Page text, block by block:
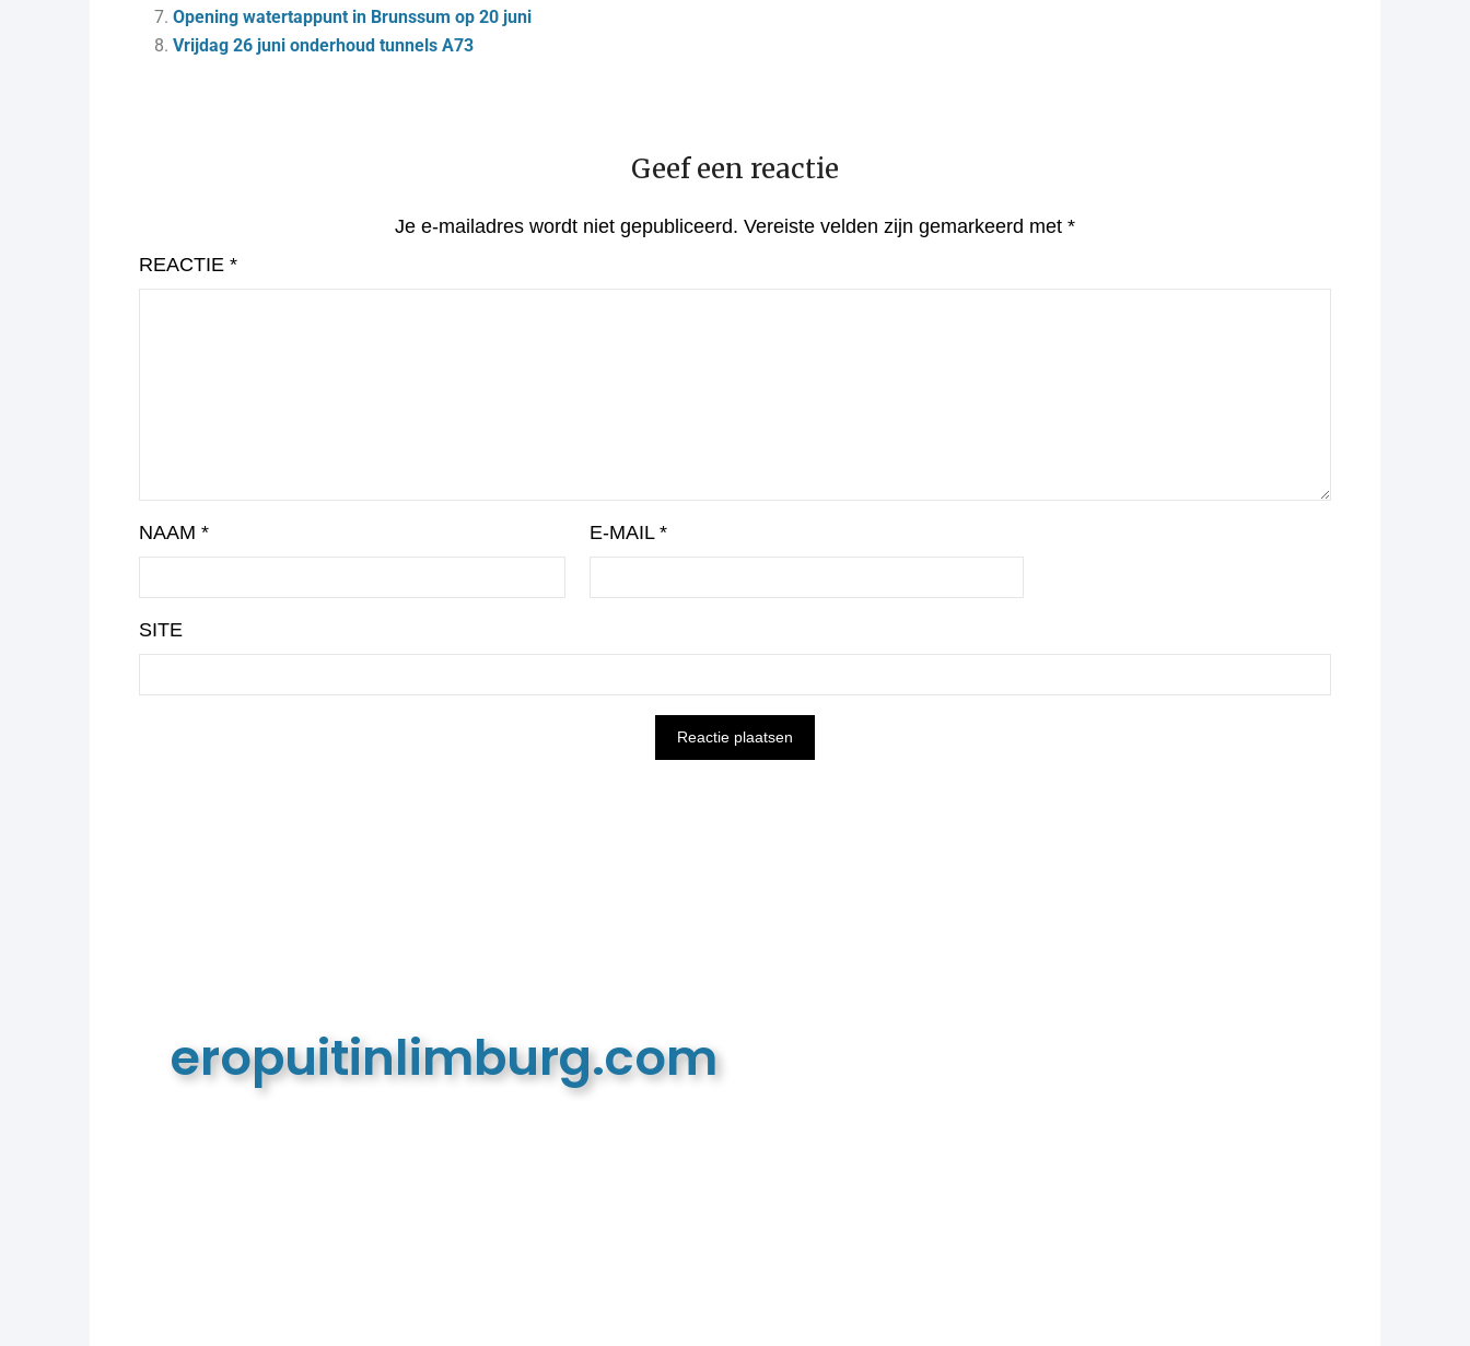
Opening watertappunt in Brunssum op 20 juni
Vrijdag 26 juni onderhoud tunnels A73
Geef een reactie
Je e-mailadres wordt niet gepubliceerd. Vereiste velden zijn gemarkeerd met *
REACTIE *
NAAM * E-MAIL *
SITE
eropuitinlimburg.com